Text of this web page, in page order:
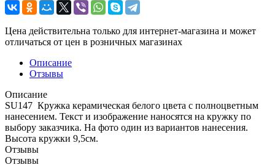
Цена действительна только для интернет-магазина и может
отличаться от цен в розничных магазинах
Описание
Отзывы
Описание
SU147 Кружка керамическая белого цвета с полноцветным
нанесением. Текст и изображение наносятся на кружку по
выбору заказчика. На фото один из вариантов нанесения.
Высота кружки 9,5см.
Отзывы
Отзывы